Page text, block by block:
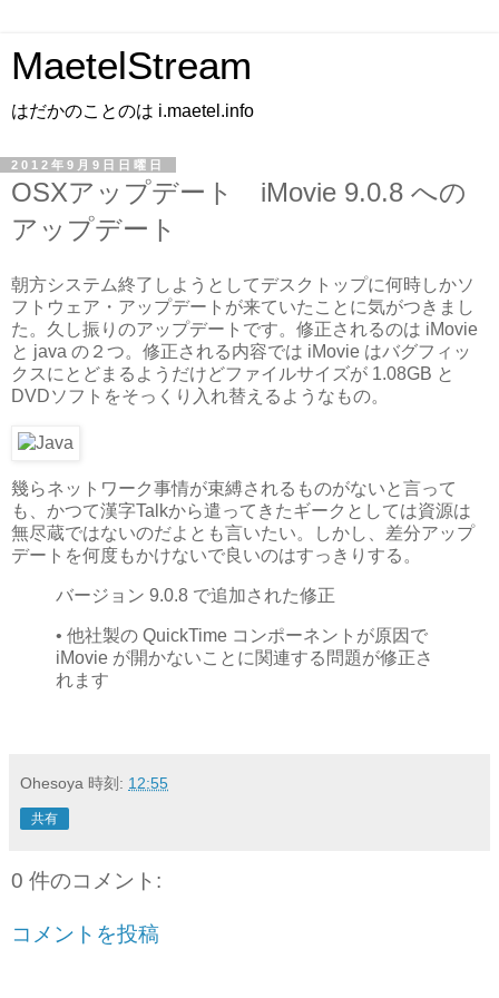
MaetelStream
はだかのことのは i.maetel.info
2012年9月9日日曜日
OSXアップデート iMovie 9.0.8 への
アップデート
朝方システム終了しようとしてデスクトップに何時しかソ
フトウェア・アップデートが来ていたことに気がつきまし
た。久し振りのアップデートです。修正されるのは iMovie
と java の２つ。修正される内容では iMovie はバグフィッ
クスにとどまるようだけどファイルサイズが 1.08GB と
DVDソフトをそっくり入れ替えるようなもの。
幾らネットワーク事情が束縛されるものがないと言って
も、かつて漢字Talkから遣ってきたギークとしては資源は
無尽蔵ではないのだよとも言いたい。しかし、差分アップ
デートを何度もかけないで良いのはすっきりする。
バージョン 9.0.8 で追加された修正
• 他社製の QuickTime コンポーネントが原因で
iMovie が開かないことに関連する問題が修正さ
れます
Ohesoya 時刻: 12:55
共有
0 件のコメント:
コメントを投稿